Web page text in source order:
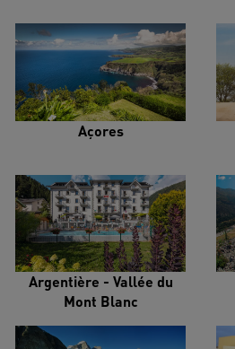
Açores
Argentière - Vallée du
Mont Blanc